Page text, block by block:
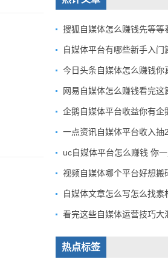
搜狐自媒体怎么赚钱先等等
自媒体平台有哪些新手入
今日头条自媒体怎么赚钱你
网易自媒体怎么赚钱看完这
企鹅自媒体平台收益你有企
一点资讯自媒体平台收入抽
uc自媒体平台怎么赚钱 你一
视频自媒体哪个平台好想搬
自媒体文章怎么写怎么找素
看完这些自媒体运营技巧大
热点标签